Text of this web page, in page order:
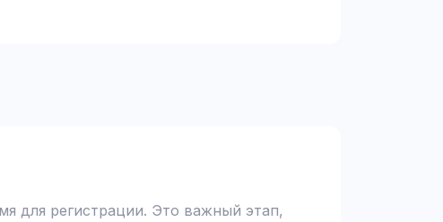
для регистрации. Это важный этап,